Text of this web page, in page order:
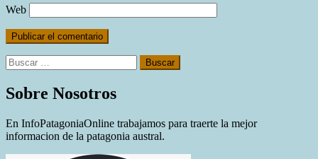
Web
Buscar:
Sobre Nosotros
En InfoPatagoniaOnline trabajamos para traerte la mejor
informacion de la patagonia austral.